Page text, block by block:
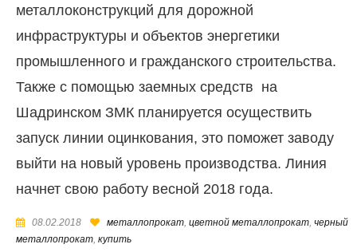
металлоконструкций для дорожной
инфраструктуры и объектов энергетики
промышленного и гражданского строительства.
Также с помощью заемных средств на
Шадринском ЗМК планируется осуществить
запуск линии оцинкования, это поможет заводу
выйти на новый уровень производства. Линия
начнет свою работу весной 2018 года.
08.02.2018 металлопрокат цветной металлопрокат черный
металлопрокат купить